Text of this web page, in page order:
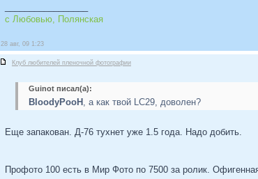
с Любовью, Полянская
28 авг, 09 1:23
Клуб любителей пленочной фотографии
Guinot писал(а):
BloodyPooH , а как твой LC29, доволен?
Еще запакован. Д-76 тухнет уже 1.5 года. Надо добить.
Профото 100 есть в Мир Фото по 7500 за ролик.